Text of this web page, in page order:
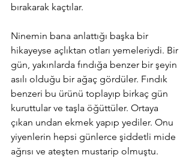
bırakarak kaçtılar.
Ninemin bana anlattığı başka bir
hikayeyse açlıktan otları yemeleriydi. Bir
gün, yakınlarda fındığa benzer bir şeyin
asılı olduğu bir ağaç gördüler. Fındık
benzeri bu ürünü toplayıp birkaç gün
kuruttular ve taşla öğüttüler. Ortaya
çıkan undan ekmek yapıp yediler. Onu
yiyenlerin hepsi günlerce şiddetli mide
ağrısı ve ateşten mustarip olmuştu.